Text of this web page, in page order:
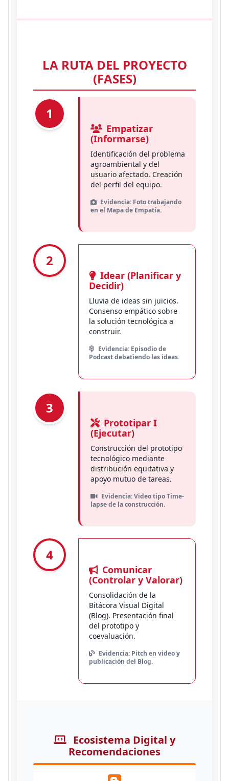
LA RUTA DEL PROYECTO
(FASES)
1
Empatizar
(Informarse)
Identificación del problema
agroambiental y del
usuario afectado. Creación
del perfil del equipo.
Evidencia: Foto trabajando
en el Mapa de Empatía.
2
Idear (Planificar y
Decidir)
Lluvia de ideas sin juicios.
Consenso empático sobre
la solución tecnológica a
construir.
Evidencia: Episodio de
Podcast debatiendo las ideas.
3
Prototipar I
(Ejecutar)
Construcción del prototipo
tecnológico mediante
distribución equitativa y
apoyo mutuo de tareas.
Evidencia: Video tipo Time-
lapse de la construcción.
4
Comunicar
(Controlar y Valorar)
Consolidación de la
Bitácora Visual Digital
(Blog). Presentación final
del prototipo y
coevaluación.
Evidencia: Pitch en video y
publicación del Blog.
Ecosistema Digital y
Recomendaciones